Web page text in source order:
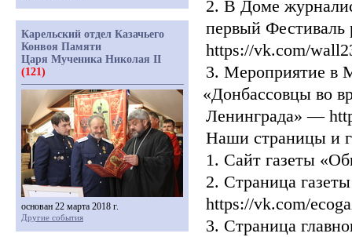
2. В Доме
первый
https://vk.com/
3. Мероприятие в
«Донбассовцы во
Ленинграда» —
Наши страницы и
1. Сайт газеты
2. Страница газеты
https://vk.com/
3. Страница
Карельский отдел Казачьего
Конвоя Памяти
Царя Мученика Николая II
(121)
основан 22 марта 2018 г.
Другие события